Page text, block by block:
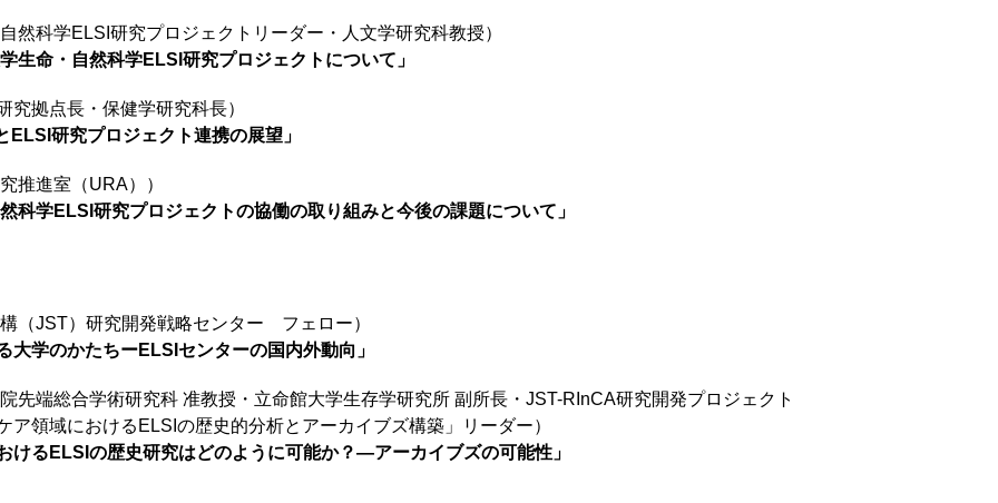
然科学ELSI研究プロジェクトリーダー・人文学研究科教授）
生命・自然科学ELSI研究プロジェクトについて」
拠点長・保健学研究科長）
研究プロジェクト連携の展望」
進室（URA））
科学ELSI研究プロジェクトの協働の取り組みと今後の課題について」
（JST）研究開発戦略センター フェロー）
大学のかたちーELSIセンターの国内外動向」
先端総合学術研究科 准教授・立命館大学生存学研究所 副所長・JST-RInCA研究開発プロジェクト
ア領域におけるELSIの歴史的分析とアーカイブズ構築」リーダー）
けるELSIの歴史研究はどのように可能か？―アーカイブズの可能性」